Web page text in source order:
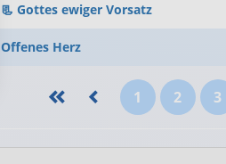
📃 Gottes ewiger Vorsatz
Offenes Herz
1 2 3